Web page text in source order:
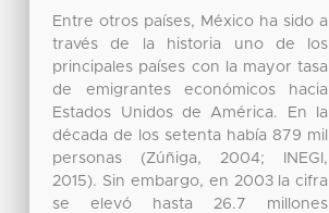
Entre otros países, México ha sido a
través de la historia uno de los
principales países con la mayor tasa
de emigrantes económicos hacia
Estados Unidos de América. En la
década de los setenta había 879 mil
personas (Zúñiga, 2004; INEGI,
2015). Sin embargo, en 2003 la cifra
se elevó hasta 26.7 millones